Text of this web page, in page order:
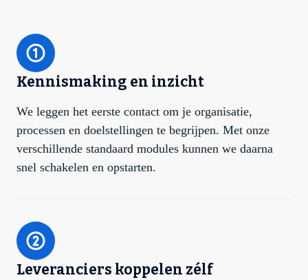
Kennismaking en inzicht
We leggen het eerste contact om je organisatie,
processen en doelstellingen te begrijpen. Met onze
verschillende standaard modules kunnen we daarna
snel schakelen en opstarten.
Leveranciers koppelen zélf